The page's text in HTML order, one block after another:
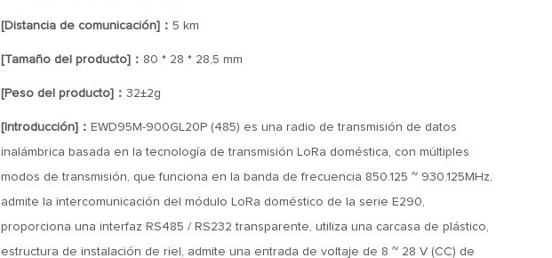
[Distancia de comunicación]： 5 km
[Tamaño del producto]： 80 * 28 * 28,5 mm
[Peso del producto]： 32±2g
[Introducción]： EWD95M-900GL20P (485) es una radio de transmisión de datos
inalámbrica basada en la tecnología de transmisión LoRa doméstica, con múltiples
modos de transmisión, que funciona en la banda de frecuencia 850.125 ~ 930.125MHz,
admite la intercomunicación del módulo LoRa doméstico de la serie E290,
proporciona una interfaz RS485 / RS232 transparente, utiliza una carcasa de plástico,
estructura de instalación de riel, admite una entrada de voltaje de 8 ~ 28 V (CC) de